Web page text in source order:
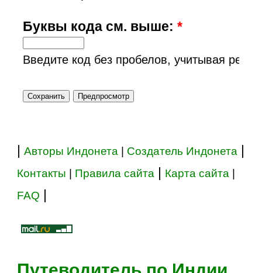
Буквы кода см. выше:*
Введите код без пробелов, учитывая
|Авторы Индонета Создатель Индонета
Контакты Правила сайта Карта сайта
FAQ